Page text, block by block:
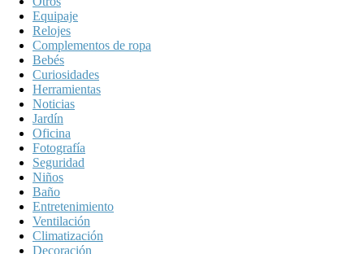
Equipaje
Relojes
Complementos de ropa
Bebés
Curiosidades
Herramientas
Noticias
Jardín
Oficina
Fotografía
Seguridad
Niños
Baño
Entretenimiento
Ventilación
Climatización
Decoración